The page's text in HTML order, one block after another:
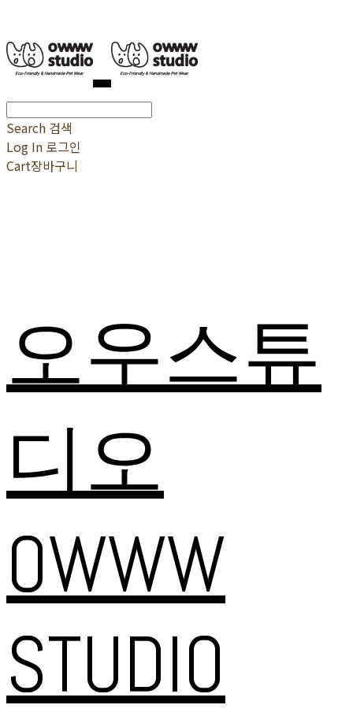
Search 검색
Log In 로그인
Cart장바구니
오우스튜
디오
OWWW
STUDIO